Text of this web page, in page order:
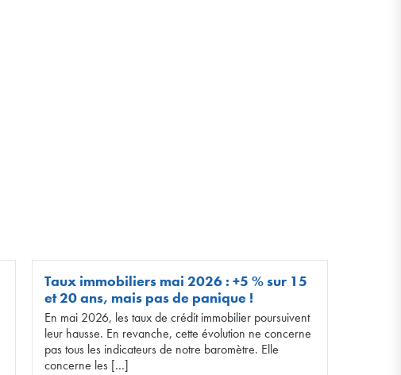
Taux immobiliers mai 2026 : +5 % sur 15
et 20 ans, mais pas de panique !
En mai 2026, les taux de crédit immobilier poursuivent
leur hausse. En revanche, cette évolution ne concerne
pas tous les indicateurs de notre baromètre. Elle
concerne les […]